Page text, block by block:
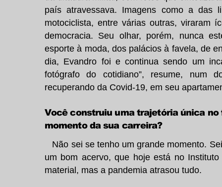
país atravessava. Imagens como a das
motociclista, entre várias outras, viraram
democracia. Seu olhar, porém, nunca
esporte à moda, dos palácios à favela, de
dia, Evandro foi e continua sendo um
fotógrafo do cotidiano”, resume, num
recuperando da Covid-19, em seu
Você construiu uma trajetória única
momento da sua carreira?
Não sei se tenho um grande momento.
um bom acervo, que hoje está no
material, mas a pandemia atrasou tudo.